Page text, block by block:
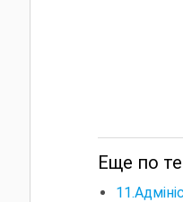
Еще по